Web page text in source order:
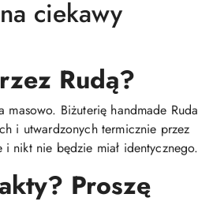
ciekawy
Rudą?
Biżuterię handmade Ruda
i utwardzonych termicznie przez
nikt nie będzie miał identycznego.
Proszę